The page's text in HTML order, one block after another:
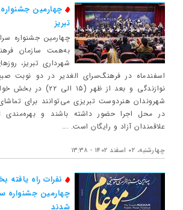
چهارمین
تبریز
چهارمین جشنواره
به‌همت سازمان
نوازندگی و بعد از ظهر
شهروندان هنردوست تبریزی می‌توانند برای
در محل اجرا حضور داشته باشند و بهره‌مندی
علاقمندان آزاد و رایگان است. ...
چهارشنبه، ۰۲ اسفند ۱۴۰۲ - ۱۳:۳۸
نفرات راه یافته
چهارمین جشنواره
شدند